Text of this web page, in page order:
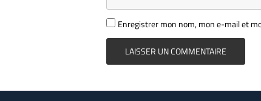
Enregistrer mon nom, mon e-mail et